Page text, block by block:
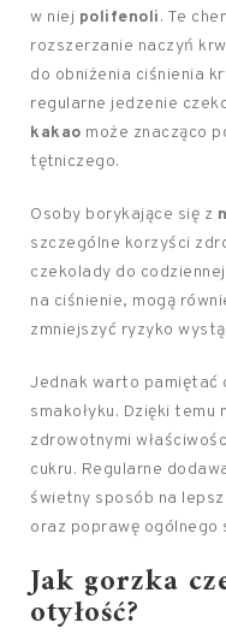
w niej polifenoli. Te
rozszerzanie naczyń
do obniżenia ciśnienia
regularne jedzenie
kakao może znacząco
tętniczego.
Osoby borykające się z
szczególne korzyści
czekolady do
na ciśnienie, mogą
zmniejszyć ryzyko
Jednak warto pamiętać
smakołyku. Dzięki
zdrowotnymi
cukru. Regularne
świetny sposób na
oraz poprawę ogólnego
Jak gorzka
otyłość?